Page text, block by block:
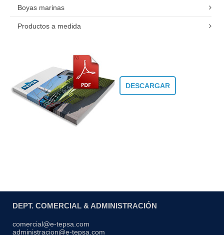
Boyas marinas
Productos a medida
DESCARGAR
DEPT. COMERCIAL & ADMINISTRACIÓN
comercial@e-tepsa.com
administracion@e-tepsa.com